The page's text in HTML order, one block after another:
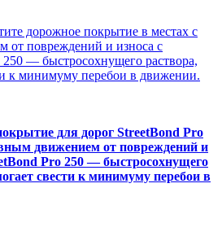
дорожное покрытие в местах с
от повреждений и износа с
— быстросохнущего раствора,
к минимуму перебои в движении.
для дорог StreetBond Pro
движением от повреждений и
Pro 250 — быстросохнущего
свести к минимуму перебои в